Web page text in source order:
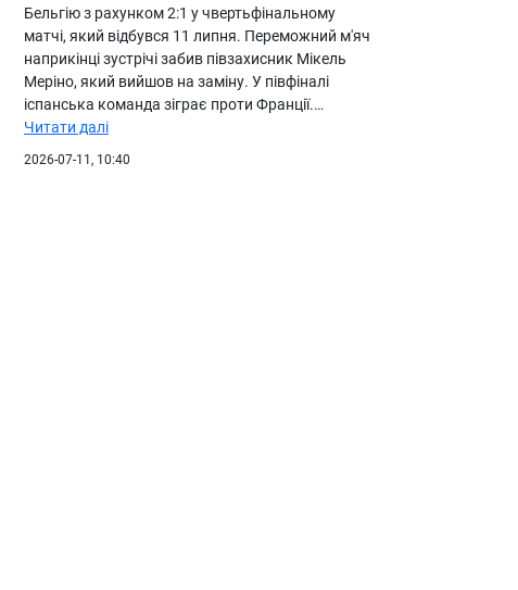
Бельгію з рахунком 2:1 у чвертьфінальному
матчі, який відбувся 11 липня. Переможний м'яч
наприкінці зустрічі забив півзахисник Мікель
Меріно, який вийшов на заміну. У півфіналі
іспанська команда зіграє проти Франції.…
Читати далі
2026-07-11, 10:40